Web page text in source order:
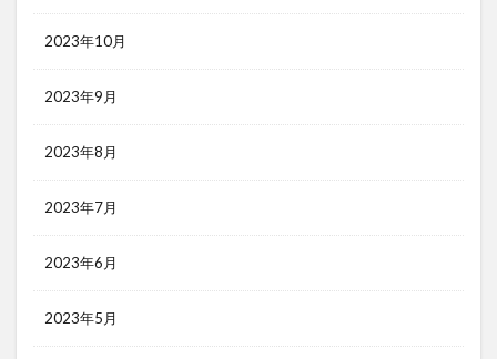
2023年10月
2023年9月
2023年8月
2023年7月
2023年6月
2023年5月